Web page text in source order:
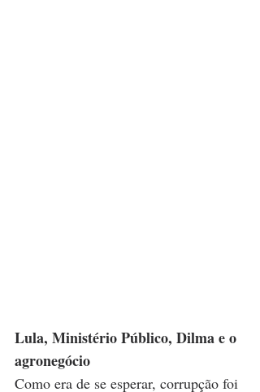
Lula, Ministério Público, Dilma e o
agronegócio
Como era de se esperar, corrupção foi